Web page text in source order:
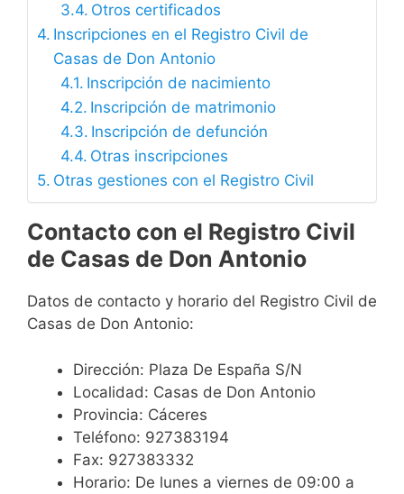
Otros certificados
Inscripciones en el Registro Civil de
Casas de Don Antonio
Inscripción de nacimiento
Inscripción de matrimonio
Inscripción de defunción
Otras inscripciones
Otras gestiones con el Registro Civil
Contacto con el Registro Civil
de Casas de Don Antonio
Datos de contacto y horario del Registro Civil de
Casas de Don Antonio:
Dirección: Plaza De España S/N
Localidad: Casas de Don Antonio
Provincia: Cáceres
Teléfono: 927383194
Fax: 927383332
Horario: De lunes a viernes de 09:00 a